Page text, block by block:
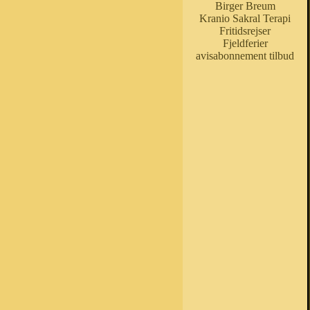
Birger Breum
Kranio Sakral Terapi
Fritidsrejser
Fjeldferier
avisabonnement tilbud